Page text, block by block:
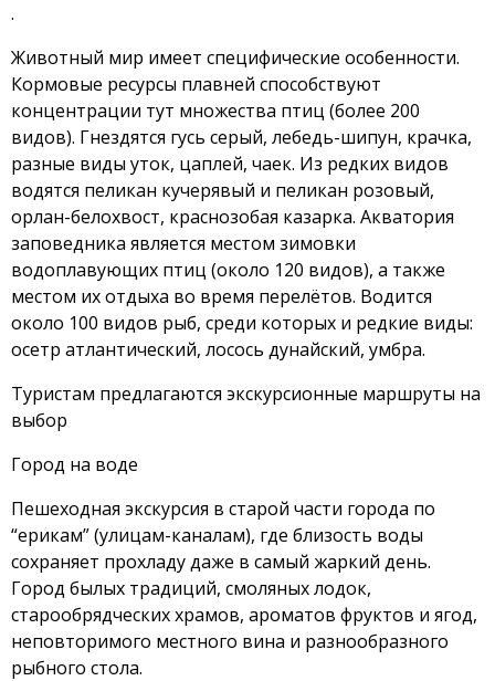
.
Животный мир имеет специфические особенности.
Кормовые ресурсы плавней способствуют
концентрации тут множества птиц (более 200
видов). Гнездятся гусь серый, лебедь-шипун, крачка,
разные виды уток, цаплей, чаек. Из редких видов
водятся пеликан кучерявый и пеликан розовый,
орлан-белохвост, краснозобая казарка. Акватория
заповедника является местом зимовки
водоплавующих птиц (около 120 видов), а также
местом их отдыха во время перелётов. Водится
около 100 видов рыб, среди которых и редкие виды:
осетр атлантический, лосось дунайский, умбра.
Туристам предлагаются экскурсионные маршруты на
выбор
Город на воде
Пешеходная экскурсия в старой части города по
“ерикам” (улицам-каналам), где близость воды
сохраняет прохладу даже в самый жаркий день.
Город былых традиций, смоляных лодок,
старообрядческих храмов, ароматов фруктов и ягод,
неповторимого местного вина и разнообразного
рыбного стола.